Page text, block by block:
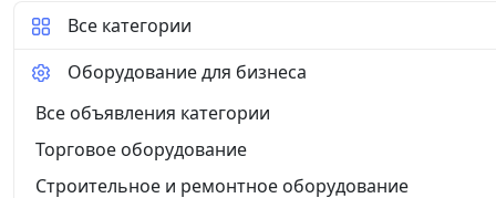
Все категории
Оборудование для бизнеса
Все объявления категории
Торговое оборудование
Строительное и ремонтное оборудование